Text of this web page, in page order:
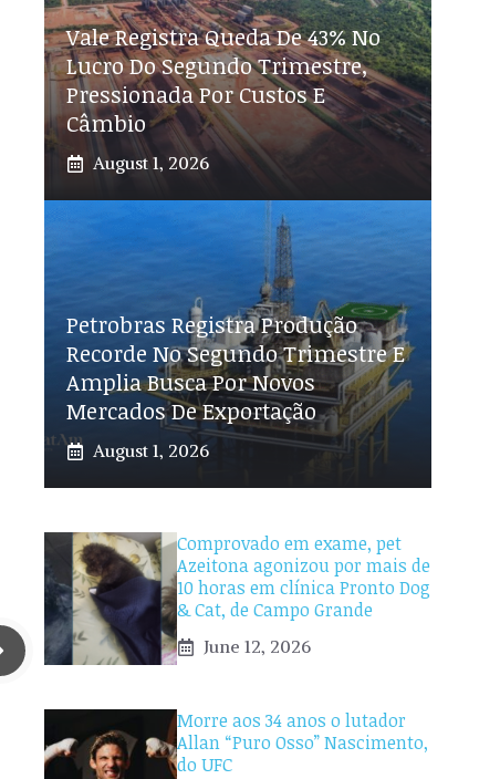
Vale Registra Queda De 43% No
Lucro Do Segundo Trimestre,
Pressionada Por Custos E
Câmbio
August 1, 2026
Petrobras Registra Produção
Recorde No Segundo Trimestre E
Amplia Busca Por Novos
Mercados De Exportação
August 1, 2026
Comprovado em exame, pet
Azeitona agonizou por mais de
10 horas em clínica Pronto Dog
& Cat, de Campo Grande
June 12, 2026
Morre aos 34 anos o lutador
Allan “Puro Osso” Nascimento,
do UFC